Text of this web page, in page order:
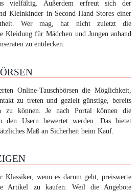
vielfältig. Außerdem erfreut sich der
Kleinkinder in Second-Hand-Stores einer
Wer mag, hat nicht zuletzt die
Kleidung für Mädchen und Jungen anhand
zu entdecken.
Online-Tauschbörsen die Möglichkeit,
zu treten und gezielt günstige, bereits
zu können. Je nach Portal können die
den Usern bewertet werden. Das bietet
Maß an Sicherheit beim Kauf.
Klassiker, wenn es darum geht, preiswerte
Artikel zu kaufen. Weil die Angebote